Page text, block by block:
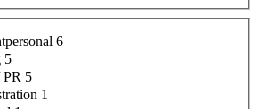
6
5
PR 5
1